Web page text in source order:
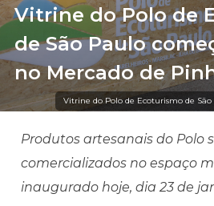
Vitrine do Polo de Ecoturismo de São
Vitrine do Polo de
de São Paulo
no Mercado de
Produtos artesanais do Polo
comercializados no espaço
inaugurado hoje, dia 23 de